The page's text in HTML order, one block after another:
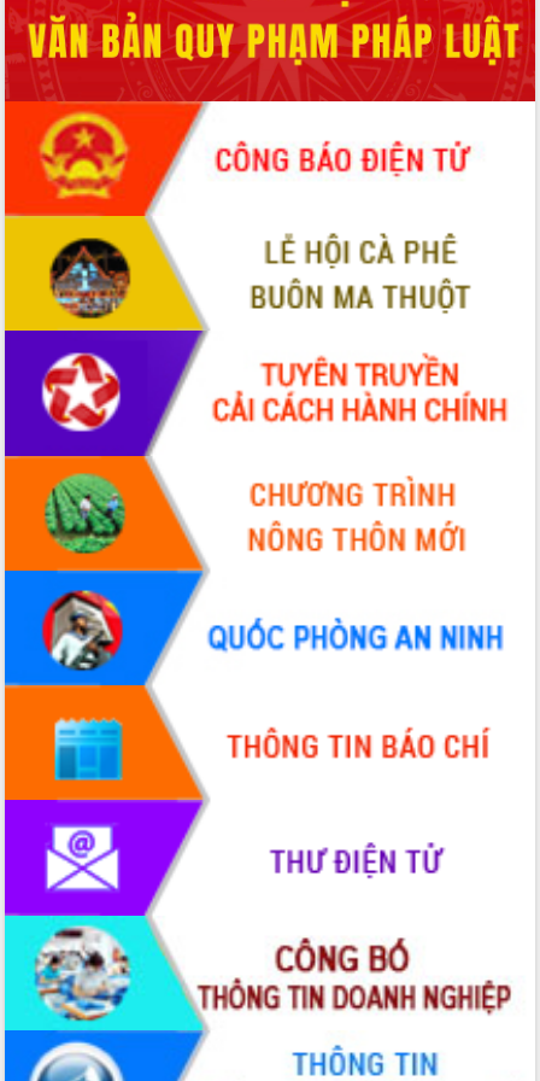
món ăn từ sầu riêng
Đắk Lắk công bố Quy hoạch và xúc
tiến đầu tư tỉnh
Ngành cá ngừ Đắk Lắk chủ động thích
ứng để giữ vững thị trường xuất khẩu
Diễn đàn Kinh tế tư nhân Việt Nam đột
phá cơ chế - Hợp tác công tư
Đề án 06 tạo bước ngoặt đột phá trong
cải cách hành chính tỉnh Đắk Lắk
Kết nối tour, đẩy mạnh chuyển đổi số
để phát triển du lịch Đắk Lắk
Khởi động Dự án Đầu tư xây dựng hạ
tầng kỹ thuật Cụm công nghiệp Tân
Gặp mặt các cơ quan báo chí nhân Kỷ
niệm 101 năm Ngày Báo chí Cách
mạng Việt Nam
Đắk Lắk sơ kết 4 năm triển khai thực
hiện Đề án 06 của Chính phủ
Họp báo thông tin về Hội nghị Công bố
Quy hoạch và Xúc tiến đầu tư tỉnh Đắk
Lắk
Khơi thông điểm nghẽn, đẩy nhanh
giải ngân vốn khắc phục thiên tai
HĐND tỉnh thông qua điều chỉnh Quy
hoạch tỉnh thời kỳ 2021-2030
Hội thảo góp ý hồ sơ điều chỉnh quy
hoạch tỉnh Đắk Lắk thời kỳ 2021-2030,
tầm nhìn đến năm 2050
Nâng cao hiệu quả hoạt động của các
doanh nghiệp nhà nước
Hội nghị triển khai kết nối mạng
truyền số liệu chuyên dùng phục vụ cơ
quan Đảng, Nhà nước
Lễ phát động chuỗi hoạt động chung
tay làm sạch môi trường
Xã Ea Kar bước chuyển mình trong
công tác cải cách hành chính mô hình
UBND tỉnh họp báo định kỳ tháng 4
năm 2026